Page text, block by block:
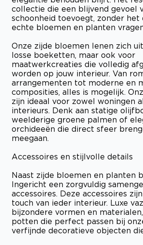
collectie die een blijvend gevoel
schoonheid toevoegt, zonder het
echte bloemen en planten
Onze zijde bloemen lenen zich
losse boeketten, maar ook voor
maatwerkcreaties die volledig
worden op jouw interieur. Van
arrangementen tot moderne en
composities, alles is mogelijk.
zijn ideaal voor zowel woningen
interieurs. Denk aan statige
weelderige groene palmen of
orchideeën die direct sfeer
meegaan.
Accessoires en stijlvolle details
Naast zijde bloemen en planten
Ingericht een zorgvuldig
accessoires. Deze accessoires
touch van ieder interieur. Luxe
bijzondere vormen en
potten die perfect passen bij
verfijnde decoratieve objecten